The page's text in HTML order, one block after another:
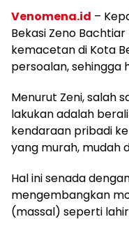
Venomena.id –
Bekasi Zeno
kemacetan di Kota
persoalan, sehingga
Menurut Zeni, salah
lakukan adalah
kendaraan pribadi
yang murah, mudah
Hal ini senada
mengembangkan
(massal) seperti